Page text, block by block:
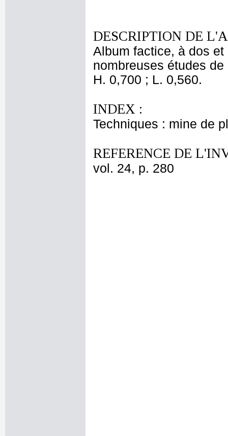
DESCRIPTION DE
Album factice, à dos
nombreuses études
H. 0,700 ; L. 0,560.
INDEX :
Techniques : mine de
REFERENCE DE
vol. 24, p. 280